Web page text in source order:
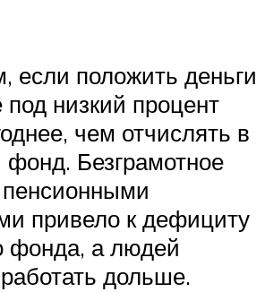
если положить деньги
под низкий процент
чем отчислять в
Безграмотное
привело к дефициту
фонда, а людей
дольше.